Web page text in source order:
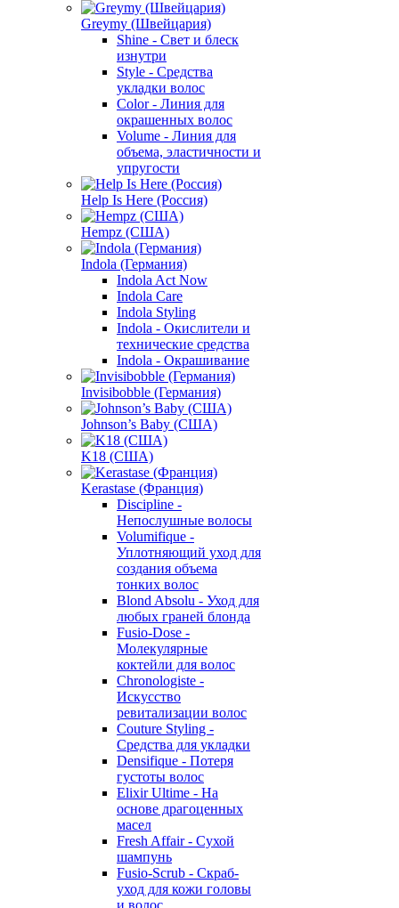
Greymy (Швейцария)
Shine - Свет и блеск
изнутри
Style - Средства
укладки волос
Color - Линия для
окрашенных волос
Volume - Линия для
объема, эластичности и
упругости
Help Is Here (Россия)
Hempz (США)
Indola (Германия)
Indola Act Now
Indola Care
Indola Styling
Indola - Окислители и
технические средства
Indola - Окрашивание
Invisibobble (Германия)
Johnson’s Baby (США)
K18 (США)
Kerastase (Франция)
Discipline -
Непослушные волосы
Volumifique -
Уплотняющий уход для
создания объема
тонких волос
Blond Absolu - Уход для
любых граней блонда
Fusio-Dose -
Молекулярные
коктейли для волос
Chronologiste -
Искусство
ревитализации волос
Couture Styling -
Средства для укладки
Densifique - Потеря
густоты волос
Elixir Ultime - На
основе драгоценных
масел
Fresh Affair - Сухой
шампунь
Fusio-Scrub - Скраб-
уход для кожи головы
и волос